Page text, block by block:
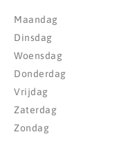
Maandag
Dinsdag
Woensdag
Donderdag
Vrijdag
Zaterdag
Zondag